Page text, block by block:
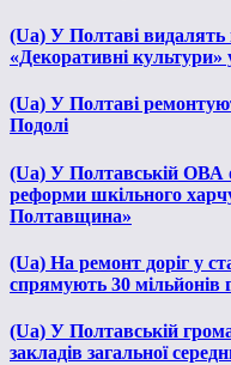
(Ua) У Полтаві
«Декоративні культури»
(Ua) У Полтаві
Подолі
(Ua) У Полтавській ОВА
реформи шкільного
Полтавщина»
(Ua) На ремонт доріг у
спрямують 30 мільйонів
(Ua) У Полтавській
закладів загальної